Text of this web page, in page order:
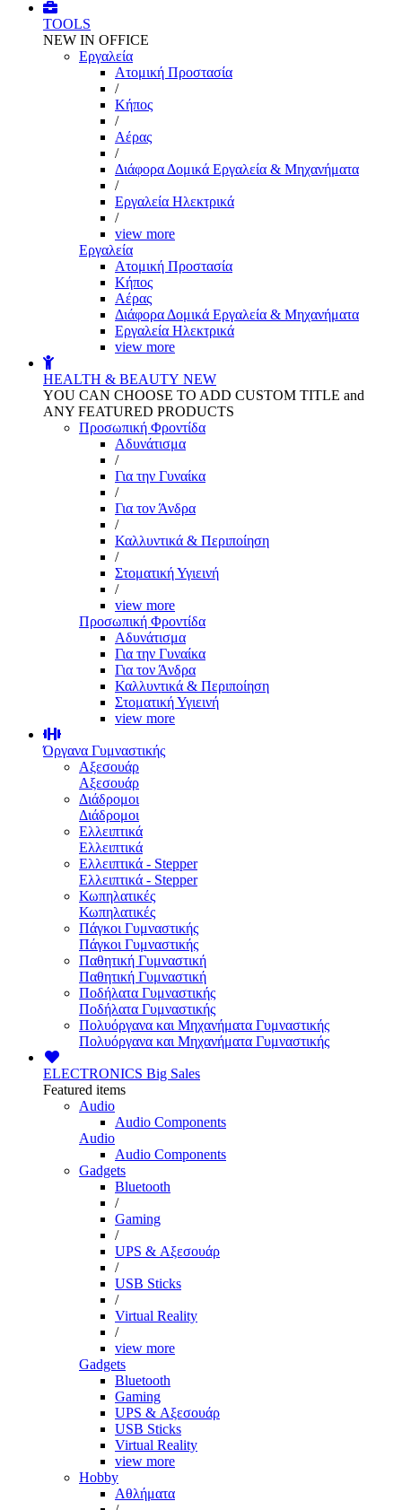
TOOLS
NEW IN OFFICE
Εργαλεία
Aτομική Προστασία
/
Kήπος
/
Αέρας
/
Διάφορα Δομικά Εργαλεία & Μηχανήματα
/
Εργαλεία Ηλεκτρικά
/
view more
Εργαλεία
Aτομική Προστασία
Kήπος
Αέρας
Διάφορα Δομικά Εργαλεία & Μηχανήματα
Εργαλεία Ηλεκτρικά
view more
HEALTH & BEAUTY NEW
YOU CAN CHOOSE TO ADD CUSTOM TITLE and
ANY FEATURED PRODUCTS
Προσωπική Φροντίδα
Αδυνάτισμα
/
Για την Γυναίκα
/
Για τον Άνδρα
/
Καλλυντικά & Περιποίηση
/
Στοματική Υγιεινή
/
view more
Προσωπική Φροντίδα
Αδυνάτισμα
Για την Γυναίκα
Για τον Άνδρα
Καλλυντικά & Περιποίηση
Στοματική Υγιεινή
view more
Όργανα Γυμναστικής
Αξεσουάρ
Αξεσουάρ
Διάδρομοι
Διάδρομοι
Ελλειπτικά
Ελλειπτικά
Ελλειπτικά - Stepper
Ελλειπτικά - Stepper
Κωπηλατικές
Κωπηλατικές
Πάγκοι Γυμναστικής
Πάγκοι Γυμναστικής
Παθητική Γυμναστική
Παθητική Γυμναστική
Ποδήλατα Γυμναστικής
Ποδήλατα Γυμναστικής
Πολυόργανα και Μηχανήματα Γυμναστικής
Πολυόργανα και Μηχανήματα Γυμναστικής
ELECTRONICS Big Sales
Featured items
Audio
Audio Components
Audio
Audio Components
Gadgets
Bluetooth
/
Gaming
/
UPS & Αξεσουάρ
/
USB Sticks
/
Virtual Reality
/
view more
Gadgets
Bluetooth
Gaming
UPS & Αξεσουάρ
USB Sticks
Virtual Reality
view more
Hobby
Αθλήματα